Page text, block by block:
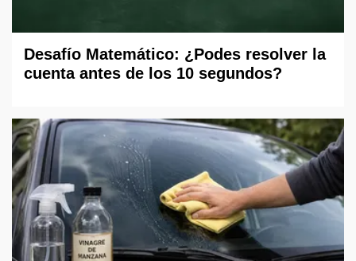
Desafío Matemático: ¿Podes resolver la
cuenta antes de los 10 segundos?